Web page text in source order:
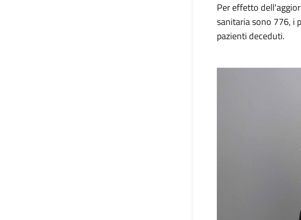
Per effetto
sanitaria sono 776, i
pazienti deceduti.